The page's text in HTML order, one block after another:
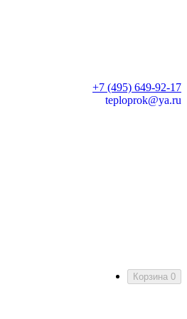
+7 (495) 649-92-17
teploprok@ya.ru
Корзина 0